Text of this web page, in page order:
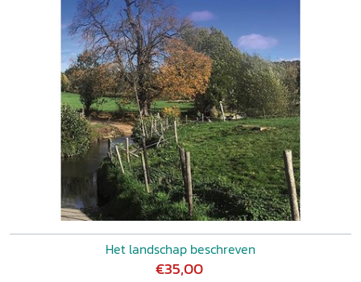
Het landschap beschreven
€35,00